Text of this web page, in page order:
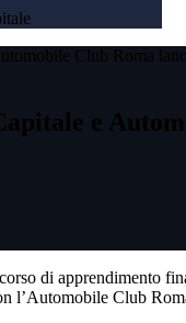
Club Roma
e
di apprendimento
l’Automobile Club